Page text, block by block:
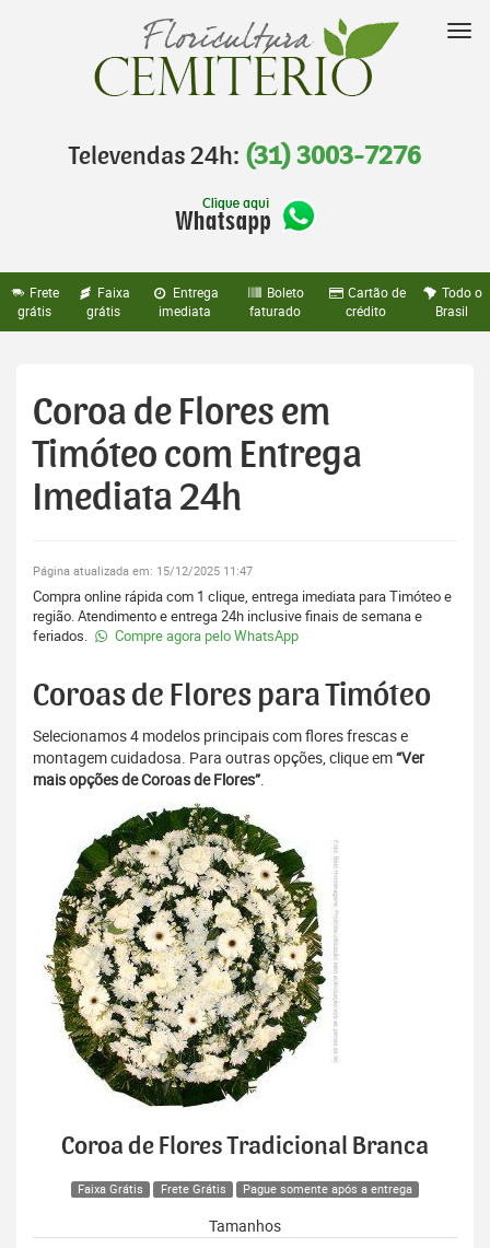
Televendas 24h: (31) 3003-7276
Frete
grátis
Faixa
grátis
Entrega
imediata
Boleto
faturado
Cartão de
crédito
Todo o
Brasil
Coroa de Flores em
Timóteo com Entrega
Imediata 24h
Página atualizada em: 15/12/2025 11:47
Compra online rápida com 1 clique, entrega imediata para Timóteo e
região. Atendimento e entrega 24h inclusive finais de semana e
feriados.
Compre agora pelo WhatsApp
Coroas de Flores para Timóteo
Selecionamos 4 modelos principais com flores frescas e
montagem cuidadosa. Para outras opções, clique em“Ver
mais opções de Coroas de Flores”.
Coroa de Flores Tradicional Branca
Faixa Grátis Frete Grátis Pague somente após a entrega
Tamanhos